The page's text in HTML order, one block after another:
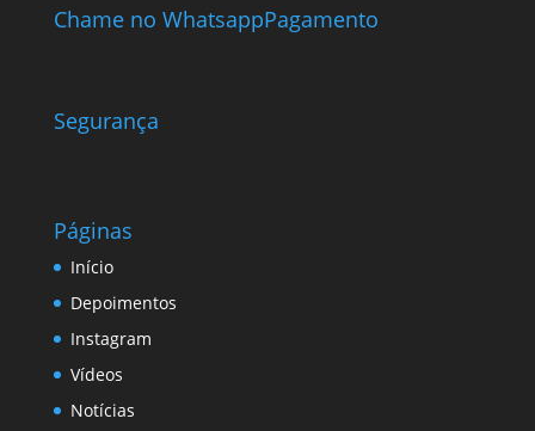
Chame no WhatsappPagamento
Segurança
Páginas
Início
Depoimentos
Instagram
Vídeos
Notícias